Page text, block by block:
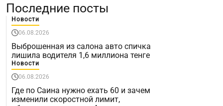
Последние посты
Новости
06.08.2026
Выброшенная из салона авто спичка
лишила водителя 1,6 миллиона тенге
Новости
06.08.2026
Где по Саина нужно ехать 60 и зачем
изменили скоростной лимит,